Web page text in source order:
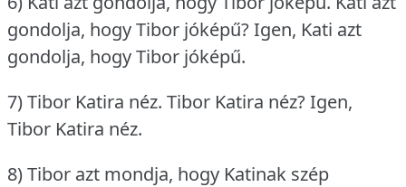
gondolja, hogy Tibor jóképű?Igen, Kati azt
gondolja, hogy Tibor jóképű.
7) Tibor Katira néz. Tibor Katira néz?Igen,
Tibor Katira néz.
8) Tibor azt mondja, hogy Katinak szép